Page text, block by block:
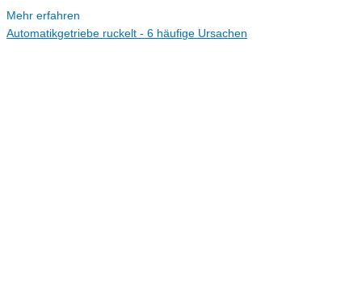
Mehr erfahren
Automatikgetriebe ruckelt - 6 häufige Ursachen